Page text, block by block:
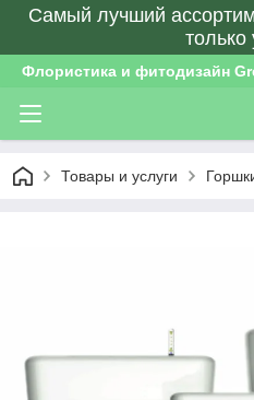
Самый лучший
только
Флористика и фитодизайн
Товары и услуги